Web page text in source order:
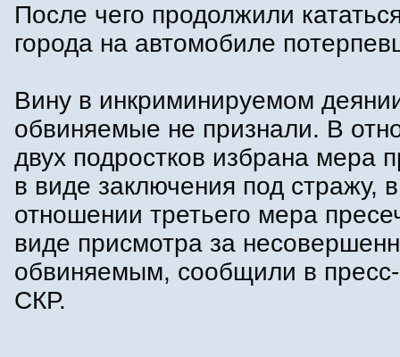
После чего продолжили
города на автомобиле
Вину в инкриминируемом
обвиняемые не признали. В
двух подростков избрана мера
в виде заключения под стражу, в
отношении третьего мера
виде присмотра за
обвиняемым, сообщили в
СКР.